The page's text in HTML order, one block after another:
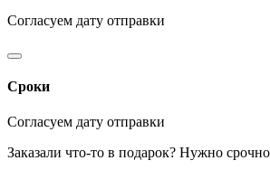
Согласуем дату отправки
Сроки
Согласуем дату отправки
Заказали что-то в подарок? Нужно